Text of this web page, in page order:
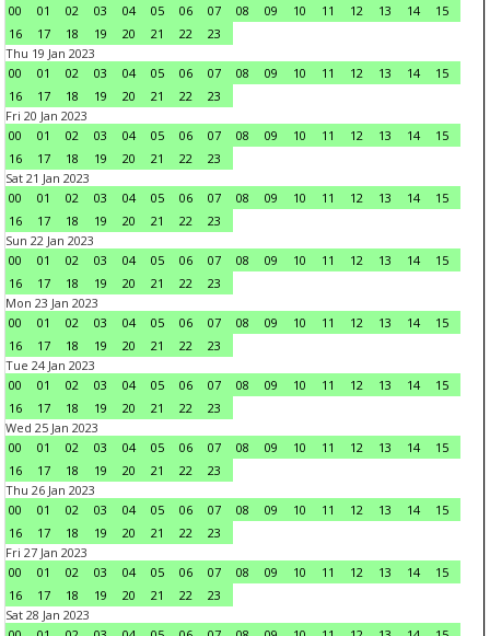
00
01 02 03 04 05 06 07 08 09 10 11 12 13 14
15
16
17 18 19 20 21 22
23
Thu 19 Jan 2023
00
01 02 03 04 05 06 07 08 09 10 11 12 13 14
15
16
17 18 19 20 21 22
23
Fri 20 Jan 2023
00
01 02 03 04 05 06 07 08 09 10 11 12 13 14
15
16
17 18 19 20 21 22
23
Sat 21 Jan 2023
00
01 02 03 04 05 06 07 08 09 10 11 12 13 14
15
16
17 18 19 20 21 22
23
Sun 22 Jan 2023
00
01 02 03 04 05 06 07 08 09 10 11 12 13 14
15
16
17 18 19 20 21 22
23
Mon 23 Jan 2023
00
01 02 03 04 05 06 07 08 09 10 11 12 13 14
15
16
17 18 19 20 21 22
23
Tue 24 Jan 2023
00
01 02 03 04 05 06 07 08 09 10 11 12 13 14
15
16
17 18 19 20 21 22
23
Wed 25 Jan 2023
00
01 02 03 04 05 06 07 08 09 10 11 12 13 14
15
16
17 18 19 20 21 22
23
Thu 26 Jan 2023
00
01 02 03 04 05 06 07 08 09 10 11 12 13 14
15
16
17 18 19 20 21 22
23
Fri 27 Jan 2023
00
01 02 03 04 05 06 07 08 09 10 11 12 13 14
15
16
17 18 19 20 21 22
23
Sat 28 Jan 2023